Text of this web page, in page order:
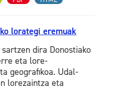
lorategi eremuak
dira Donostiako
eta lore-
geografikoa. Udal-
lorezaintza eta